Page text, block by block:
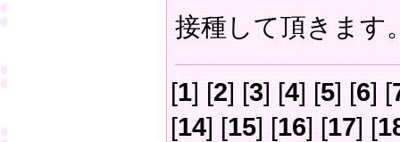
接種して頂きます
[1] [2] [3] [4] [5] [6] [
[14] [15] [16] [17] [